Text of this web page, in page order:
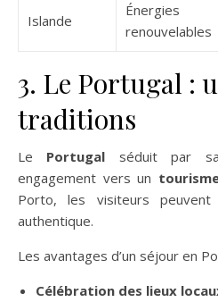
Islande
Énergies
renouvelables
3. Le Portugal :
traditions
Le Portugal séduit par
engagement vers un
Porto, les visiteurs
authentique.
Les avantages d’un séjour en
Célébration des lieux